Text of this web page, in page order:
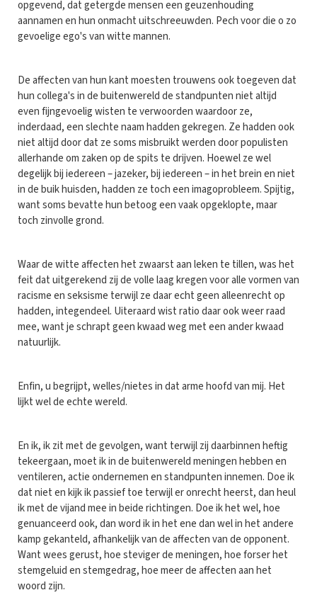
opgevend, dat getergde mensen een geuzenhouding
aannamen en hun onmacht uitschreeuwden. Pech voor die o zo
gevoelige ego's van witte mannen.
De affecten van hun kant moesten trouwens ook toegeven dat
hun collega's in de buitenwereld de standpunten niet altijd
even fijngevoelig wisten te verwoorden waardoor ze,
inderdaad, een slechte naam hadden gekregen. Ze hadden ook
niet altijd door dat ze soms misbruikt werden door populisten
allerhande om zaken op de spits te drijven. Hoewel ze wel
degelijk bij iedereen – jazeker, bij iedereen – in het brein en niet
in de buik huisden, hadden ze toch een imagoprobleem. Spijtig,
want soms bevatte hun betoog een vaak opgeklopte, maar
toch zinvolle grond.
Waar de witte affecten het zwaarst aan leken te tillen, was het
feit dat uitgerekend zij de volle laag kregen voor alle vormen van
racisme en seksisme terwijl ze daar echt geen alleenrecht op
hadden, integendeel. Uiteraard wist ratio daar ook weer raad
mee, want je schrapt geen kwaad weg met een ander kwaad
natuurlijk.
Enfin, u begrijpt, welles/nietes in dat arme hoofd van mij. Het
lijkt wel de echte wereld.
En ik, ik zit met de gevolgen, want terwijl zij daarbinnen heftig
tekeergaan, moet ik in de buitenwereld meningen hebben en
ventileren, actie ondernemen en standpunten innemen. Doe ik
dat niet en kijk ik passief toe terwijl er onrecht heerst, dan heul
ik met de vijand mee in beide richtingen. Doe ik het wel, hoe
genuanceerd ook, dan word ik in het ene dan wel in het andere
kamp gekanteld, afhankelijk van de affecten van de opponent.
Want wees gerust, hoe steviger de meningen, hoe forser het
stemgeluid en stemgedrag, hoe meer de affecten aan het
woord zijn.